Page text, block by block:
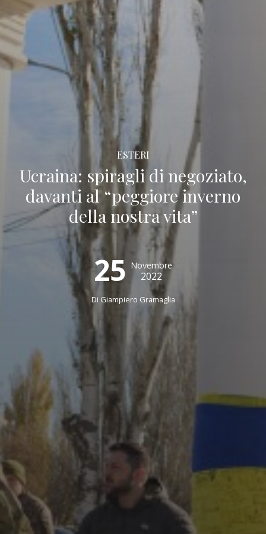
ESTERI
Ucraina: spiragli di negoziato,
davanti al “peggiore inverno
della nostra vita”
25 Novembre
2022
Di Giampiero Gramaglia